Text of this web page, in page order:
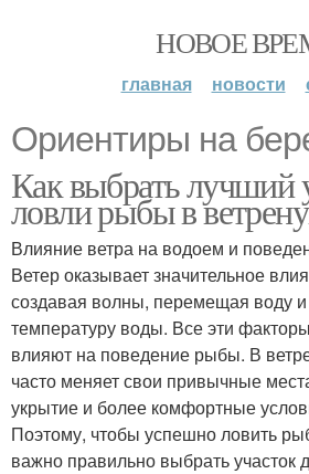
НОВОЕ
главная новости
Ориентиры на
Как выбрать лучший
ловли рыбы в
Влияние ветра на водоем и
Ветер оказывает значительное
создавая волны, перемещая воду
температуру воды. Все эти
влияют на поведение рыбы. В
часто меняет свои привычные
укрытие и более комфортные
Поэтому, чтобы успешно ловить
важно правильно выбрать участок